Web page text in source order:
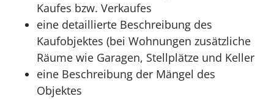
Kaufes bzw. Verkaufes
eine detaillierte Beschreibung des
Kaufobjektes (bei Wohnungen zusätzliche
Räume wie Garagen, Stellplätze und Keller
eine Beschreibung der Mängel des
Objektes